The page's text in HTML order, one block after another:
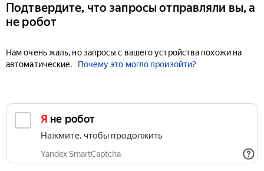
Подтвердите, что запросы отправляли вы, а
не робот
Нам очень жаль, но запросы с вашего устройства похожи на
автоматические.
Почему это могло произойти?
Я не робот
Нажмите, чтобы продолжить
Yandex SmartCaptcha